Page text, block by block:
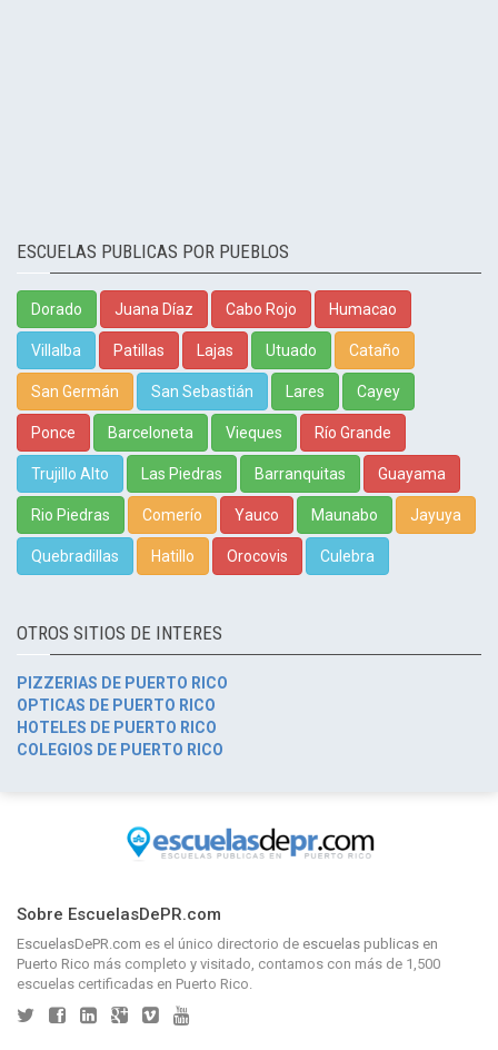
ESCUELAS PUBLICAS POR PUEBLOS
Dorado Juana Díaz Cabo Rojo Humacao
Villalba Patillas Lajas Utuado Cataño
San Germán San Sebastián Lares Cayey
Ponce Barceloneta Vieques Río Grande
Trujillo Alto Las Piedras Barranquitas Guayama
Rio Piedras Comerío Yauco Maunabo Jayuya
Quebradillas Hatillo Orocovis Culebra
OTROS SITIOS DE INTERES
PIZZERIAS DE PUERTO RICO
OPTICAS DE PUERTO RICO
HOTELES DE PUERTO RICO
COLEGIOS DE PUERTO RICO
Sobre EscuelasDePR.com
EscuelasDePR.com es el único directorio de escuelas publicas en
Puerto Rico más completo y visitado, contamos con más de 1,500
escuelas certificadas en Puerto Rico.